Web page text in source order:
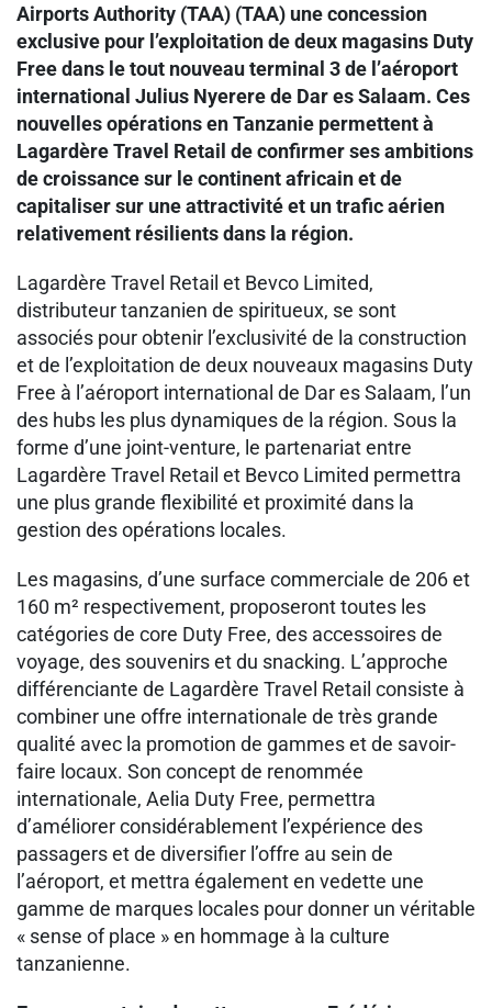
Airports Authority (TAA) (TAA) une concession
exclusive pour l’exploitation de deux magasins Duty
Free dans le tout nouveau terminal 3 de l’aéroport
international Julius Nyerere de Dar es Salaam. Ces
nouvelles opérations en Tanzanie permettent à
Lagardère Travel Retail de confirmer ses ambitions
de croissance sur le continent africain et de
capitaliser sur une attractivité et un trafic aérien
relativement résilients dans la région.
Lagardère Travel Retail et Bevco Limited,
distributeur tanzanien de spiritueux, se sont
associés pour obtenir l’exclusivité de la construction
et de l’exploitation de deux nouveaux magasins Duty
Free à l’aéroport international de Dar es Salaam, l’un
des hubs les plus dynamiques de la région. Sous la
forme d’une joint-venture, le partenariat entre
Lagardère Travel Retail et Bevco Limited permettra
une plus grande flexibilité et proximité dans la
gestion des opérations locales.
Les magasins, d’une surface commerciale de 206 et
160 m² respectivement, proposeront toutes les
catégories de core Duty Free, des accessoires de
voyage, des souvenirs et du snacking. L’approche
différenciante de Lagardère Travel Retail consiste à
combiner une offre internationale de très grande
qualité avec la promotion de gammes et de savoir-
faire locaux. Son concept de renommée
internationale, Aelia Duty Free, permettra
d’améliorer considérablement l’expérience des
passagers et de diversifier l’offre au sein de
l’aéroport, et mettra également en vedette une
gamme de marques locales pour donner un véritable
« sense of place » en hommage à la culture
tanzanienne.